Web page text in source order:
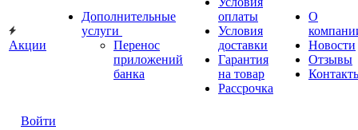
Акции
Дополнительные
услуги
Перенос
приложений
банка
оплаты
Условия
доставки
Гарантия
на товар
Рассрочка
О
Новости
Отзывы
Войти